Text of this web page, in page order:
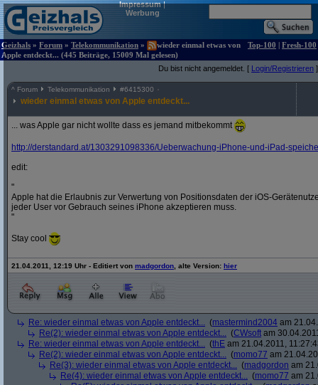
Impressum|
Werbung
Geizhals » Forum » Telekommunikation »
wieder einmal etwas von
Apple entdeckt... (445 Beiträge, 15009 Mal gelesen)
Top-100 | Fresh-100
Du bist nicht angemeldet. [ Login/Registrieren ]
^ Forum Telekommunikation #6415300
wieder einmal etwas von Apple entdeckt...
... was Apple gar nicht wollte dass es jemand mitbekommt
http://derstandard.at/1303291098336/Ueberwachung-iPhone-und-iPad-
edit:
"
Apple hat die Erlaubnis zur Verwertung von Positionsdaten der iOS-
jeder User vor Gebrauch seines iPhone akzeptieren muss.
"
Stay cool
21.04.2011, 12:19 Uhr - Editiert von madgordon , alte Version: hier
Re: wieder einmal etwas von Apple entdeckt... (mastermind2004 am
Re(2): wieder einmal etwas von Apple entdeckt... (CWsoft am
Re: wieder einmal etwas von Apple entdeckt... (thE am 21.04.2011,
Re(2): wieder einmal etwas von Apple entdeckt... (momo77 am
Re(3): wieder einmal etwas von Apple entdeckt... (madgordon am
Re(4): wieder einmal etwas von Apple entdeckt... (momo77 am